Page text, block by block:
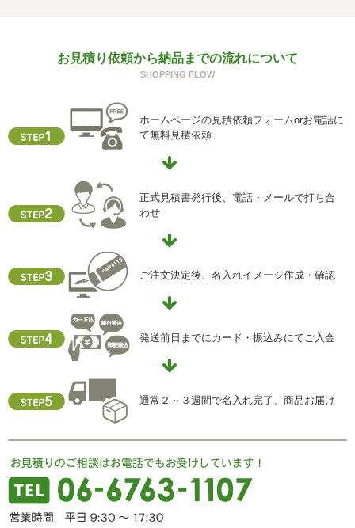
ご本人からの求めにより、当社が保有する保有個人データ
に関する開示、利用目的の通知、内容の訂正・追加または
供記録の開示(以下、開示等という)に応じます。
開示等に応ずる窓口は、下記「当社の個人情報の取扱いに
関する苦情、相談等の問合せ先」を参照してください。
クッキーやウェブビーコン等を用いるなどして、本人が容
易に認識できない方法による個人情報の取得を行っており
ません。
i) 個人情報保護方針
当社ホームページの個人情報保護方針をご覧下さい
住所 ：大阪市中央区瓦屋町2-13-5
TEL ： 06-6763-5415
FAX ： 06-6763-0829
お見積り依頼から納品までの流れについて
SHOPPING FLOW
ホームページの見積依頼フォームorお電話に
て無料見積依頼
正式見積書発行後、電話・メールで打ち合
わせ
ご注文決定後、名入れイメージ作成・確認
発送前日までにカード・振込みにてご入金
通常２～３週間で名入れ完了、商品お届け